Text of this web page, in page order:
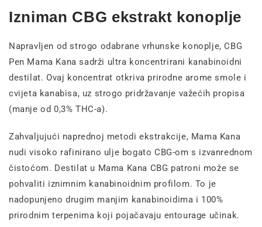
Izniman CBG ekstrakt konoplje
Napravljen od strogo odabrane vrhunske konoplje, CBG
Pen Mama Kana sadrži ultra koncentrirani kanabinoidni
destilat. Ovaj koncentrat otkriva prirodne arome smole i
cvijeta kanabisa, uz strogo pridržavanje važećih propisa
(manje od 0,3% THC-a).
Zahvaljujući naprednoj metodi ekstrakcije, Mama Kana
nudi visoko rafinirano ulje bogato CBG-om s izvanrednom
čistoćom. Destilat u Mama Kana CBG patroni može se
pohvaliti iznimnim kanabinoidnim profilom. To je
nadopunjeno drugim manjim kanabinoidima i 100%
prirodnim terpenima koji pojačavaju entourage učinak.